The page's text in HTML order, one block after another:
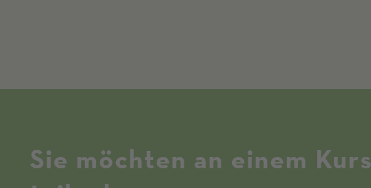
Sie möchten an einem Kurs